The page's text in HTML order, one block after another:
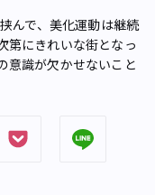
んで、美化運動は継続
第にきれいな街となっ
意識が欠かせないこと